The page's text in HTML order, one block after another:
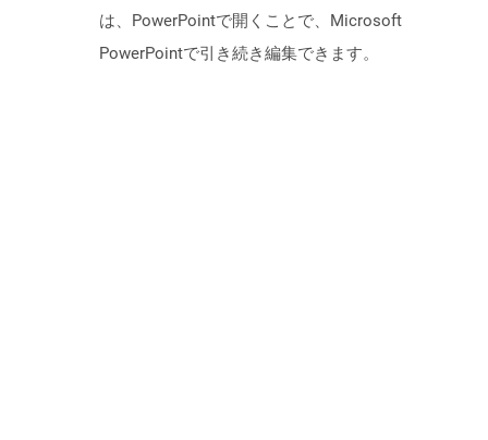
は、PowerPointで開くことで、Microsoft
PowerPointで引き続き編集できます。